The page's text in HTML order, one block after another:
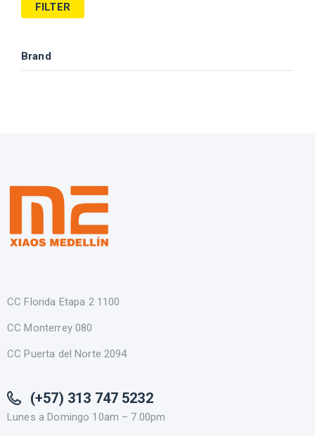
FILTER
Brand
CC Florida Etapa 2 1100
CC Monterrey 080
CC Puerta del Norte 2094
(+57) 313 747 5232
Lunes a Domingo 10am – 7.00pm